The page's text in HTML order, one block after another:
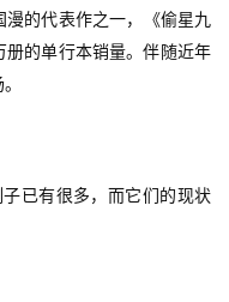
漫的代表作之一，《偷星九
册的单行本销量。伴随近年
已有很多，而它们的现状